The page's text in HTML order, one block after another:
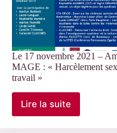
Le 17 novembre 2021 –
MAGE : « Harcèlement
travail »
Lire la suite
Le